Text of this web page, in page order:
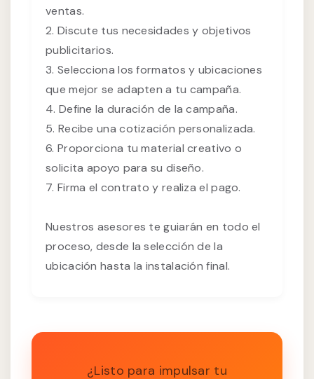
ventas.
2. Discute tus necesidades y objetivos
publicitarios.
3. Selecciona los formatos y ubicaciones
que mejor se adapten a tu campaña.
4. Define la duración de la campaña.
5. Recibe una cotización personalizada.
6. Proporciona tu material creativo o
solicita apoyo para su diseño.
7. Firma el contrato y realiza el pago.
Nuestros asesores te guiarán en todo el
proceso, desde la selección de la
ubicación hasta la instalación final.
¿Listo para impulsar tu